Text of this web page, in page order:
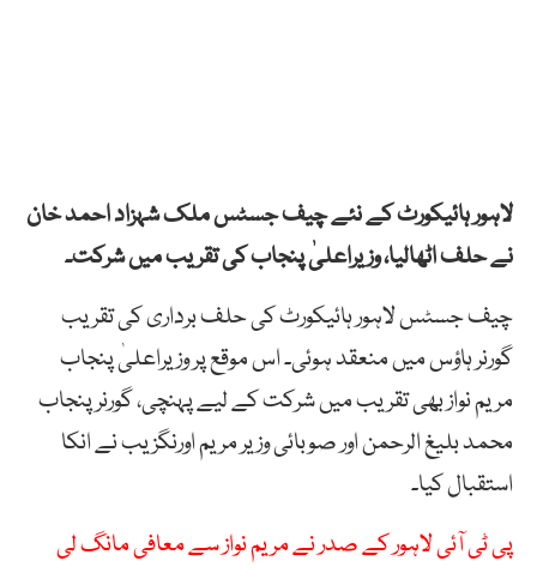
لاہور ہائیکورٹ کے نئے چیف جسٹس ملک شہزاد احمد خان
نے حلف اٹھالیا، وزیراعلیٰ پنجاب کی تقریب میں شرکت۔
چیف جسٹس لاہور ہائیکورٹ کی حلف برداری کی تقریب
گورنر ہاؤس میں منعقد ہوئی۔ اس موقع پر وزیراعلیٰ پنجاب
مریم نواز بھی تقریب میں شرکت کے لیے پہنچی، گورنر پنجاب
محمد بلیغ الرحمن اور صوبائی وزیر مریم اورنگزیب نے انکا
استقبال کیا۔
پی ٹی آئی لاہور کے صدر نے مریم نواز سے معافی مانگ لی